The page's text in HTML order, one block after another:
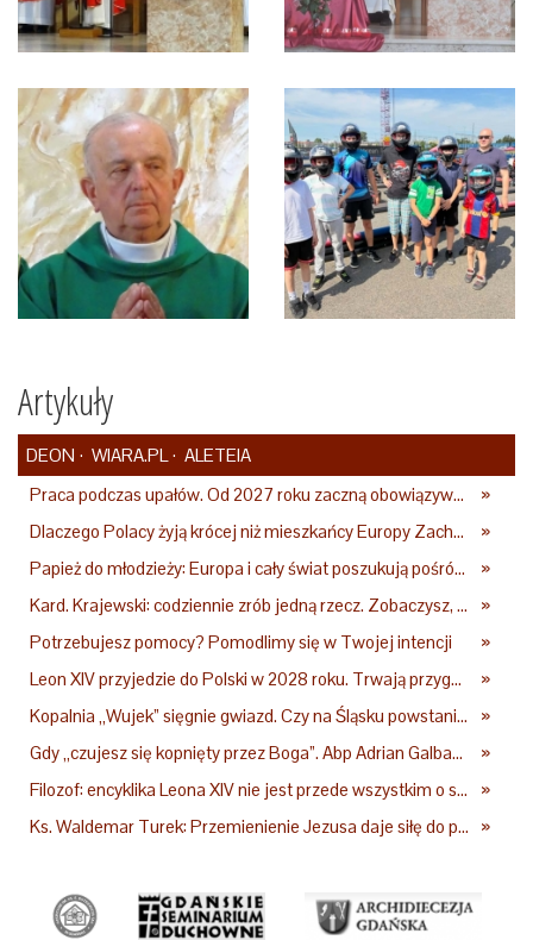
Artykuły
DEON WIARA.PL
ALETEIA
»
Praca podczas upałów. Od 2027 roku zaczną obowiązywać nowe przepisy
»
Dlaczego Polacy żyją krócej niż mieszkańcy Europy Zachodniej? Ekspertka wskazuje główne przyczyny
»
Papież do młodzieży: Europa i cały świat poszukują pośród was nowych świętych
»
Kard. Krajewski: codziennie zrób jedną rzecz. Zobaczysz, co stanie się z twoim życiem
»
Potrzebujesz pomocy? Pomodlimy się w Twojej intencji
»
Leon XIV przyjedzie do Polski w 2028 roku. Trwają przygotowania do papieskiej pielgrzymki
»
Kopalnia „Wujek” sięgnie gwiazd. Czy na Śląsku powstanie „Dolina Krzemowa”?
»
Gdy „czujesz się kopnięty przez Boga”. Abp Adrian Galbas: Pan Bóg nie zabierze szpili
»
Filozof: encyklika Leona XIV nie jest przede wszystkim o sztucznej inteligencji
»
Ks. Waldemar Turek: Przemienienie Jezusa daje siłę do pokonywania przeciwności